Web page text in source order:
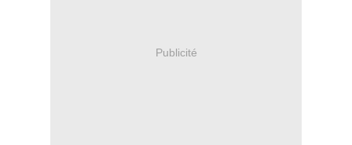
Publicité